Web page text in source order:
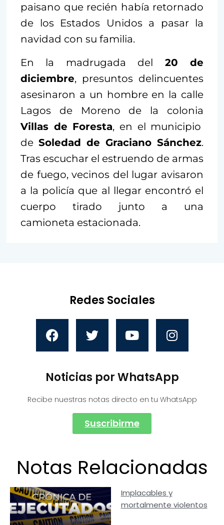
paisano que recién había retornado
de los Estados Unidos a pasar la
navidad con su familia.
En la madrugada del 20 de
diciembre, presuntos delincuentes
asesinaron a un hombre en la calle
Lagos de Moreno de la colonia
Villas de Foresta, en el municipio
de Soledad de Graciano Sánchez.
Tras escuchar el estruendo de armas
de fuego, vecinos del lugar avisaron
a la policía que al llegar encontró el
cuerpo tirado junto a una
camioneta estacionada.
Redes Sociales
Noticias por WhatsApp
Recibe nuestras notas directo en tu WhatsApp
Suscribirme
Notas Relacionadas
Implacables y
mortalmente violentos